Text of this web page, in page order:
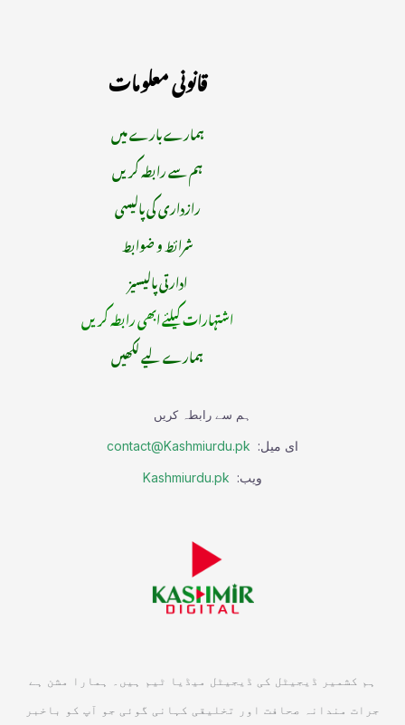
قانونی معلومات
ہمارے بارے میں
ہم سے رابطہ کریں
رازداری کی پالیسی
شرائط و ضوابط
ادارتی پالیسیز
اشتہارات کیلئے ابھی رابطہ کریں
ہمارے لیے لکھیں
ہم سے رابطہ کریں
ای میل: contact@Kashmiurdu.pk
ویب: Kashmiurdu.pk
ہم کشمیر ڈیجیٹل کی ڈیجیٹل میڈیا ٹیم ہیں۔ ہمارا مشن ہے
جرات مندانہ صحافت اور تخلیقی کہانی گوئی جو آپ کو باخبر